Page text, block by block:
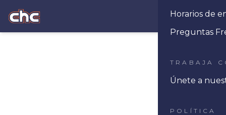
Horarios de
Preguntas
TRABAJA
Únete a
POLÍTICA